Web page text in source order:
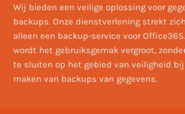
Wij bieden een veilige oplossing voor
backups. Onze dienstverlening strekt
alleen een backup-service voor
wordt het gebruiksgemak vergroot,
te sluiten op het gebied van veiligheid
maken van backups van gegevens.